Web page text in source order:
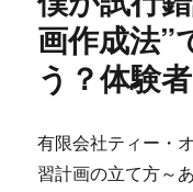
画作成法”
う？体験
有限会社ティー・
習計画の立て方～